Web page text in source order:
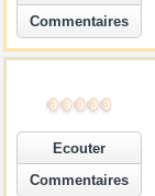
Commentaires
Ecouter
Commentaires